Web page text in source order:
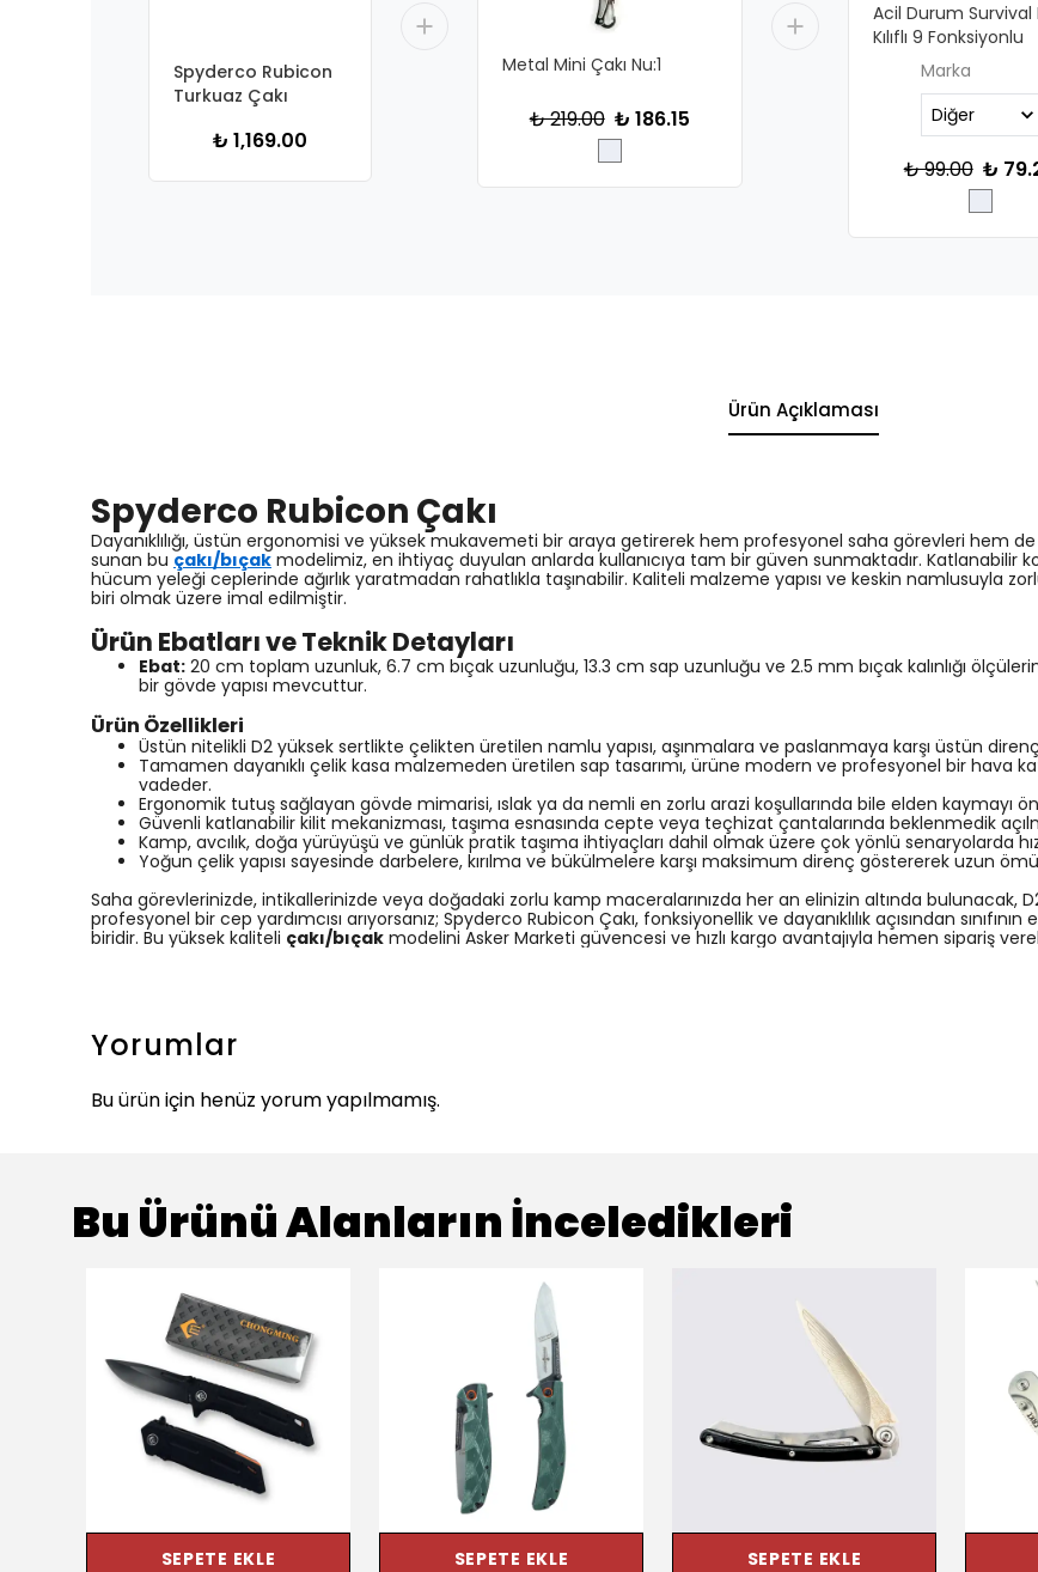
Spyderco Rubicon
Turkuaz Çakı
₺ 1,169.00
Metal Mini Çakı Nu:1
₺ 219.00 ₺ 186.15
Acil Durum Survival
Kılıflı 9 Fonksiyonlu
Marka
₺ 99.00 ₺
Ürün Açıklaması
Spyderco Rubicon Çakı
Dayanıklılığı, üstün ergonomisi ve yüksek mukavemeti bir araya getirerek hem profesyonel saha görevleri hem
sunan bu çakı/bıçak modelimiz, en ihtiyaç duyulan anlarda kullanıcıya tam bir güven sunmaktadır. Katlanabilir
hücum yeleği ceplerinde ağırlık yaratmadan rahatlıkla taşınabilir. Kaliteli malzeme yapısı ve keskin namlusuyla
biri olmak üzere imal edilmiştir.
Ürün Ebatları ve Teknik Detayları
Ebat: 20 cm toplam uzunluk, 6.7 cm bıçak uzunluğu, 13.3 cm sap uzunluğu ve 2.5 mm bıçak kalınlığı
bir gövde yapısı mevcuttur.
Ürün Özellikleri
Üstün nitelikli D2 yüksek sertlikte çelikten üretilen namlu yapısı, aşınmalara ve paslanmaya karşı üstün
Tamamen dayanıklı çelik kasa malzemeden üretilen sap tasarımı, ürüne modern ve profesyonel bir hava
vadeder.
Ergonomik tutuş sağlayan gövde mimarisi, ıslak ya da nemli en zorlu arazi koşullarında bile elden kaymayı
Güvenli katlanabilir kilit mekanizması, taşıma esnasında cepte veya teçhizat çantalarında beklenmedik
Kamp, avcılık, doğa yürüyüşü ve günlük pratik taşıma ihtiyaçları dahil olmak üzere çok yönlü senaryolarda
Yoğun çelik yapısı sayesinde darbelere, kırılma ve bükülmelere karşı maksimum direnç göstererek uzun
Saha görevlerinizde, intikallerinizde veya doğadaki zorlu kamp maceralarınızda her an elinizin altında bulunacak,
profesyonel bir cep yardımcısı arıyorsanız; Spyderco Rubicon Çakı, fonksiyonellik ve dayanıklılık açısından
biridir. Bu yüksek kaliteli çakı/bıçak modelini Asker Marketi güvencesi ve hızlı kargo avantajıyla hemen sipariş
Yorumlar
Bu ürün için henüz yorum yapılmamış.
Bu Ürünü Alanların İnceledikleri
SEPETE EKLE SEPETE EKLE SEPETE EKLE